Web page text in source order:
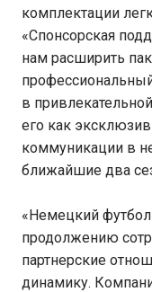
комплектации
«Спонсорская
нам расширить
в
его как
коммуникации в
ближайшие два
«Немецкий
продолжению
партнерские
динамику.